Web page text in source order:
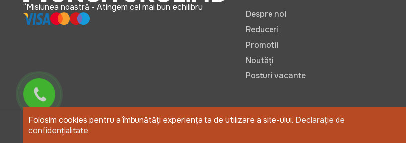
“Misiunea noastră - Atingem cel mai bun echilibru
Despre noi
Reduceri
Promotii
Noutăți
Posturi vacante
©2026 OlisGrup SRL
Folosim cookies pentru a îmbunătăți experiența ta de utilizare a site-ului. Declarație de
confidențialitate